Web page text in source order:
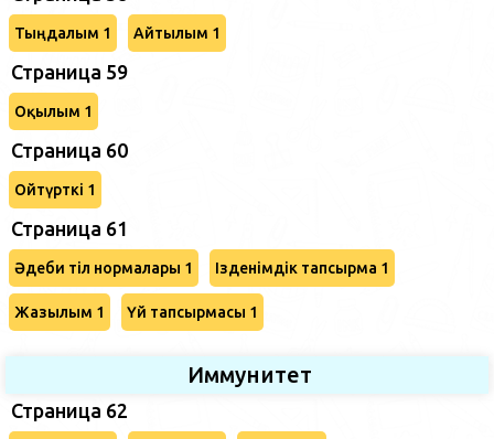
Тыңдалым 1 Айтылым 1
Страница 59
Оқылым 1
Страница 60
Ойтүрткі 1
Страница 61
Әдеби тіл нормалары 1 Ізденімдік тапсырма 1
Жазылым 1 Үй тапсырмасы 1
Иммунитет
Страница 62